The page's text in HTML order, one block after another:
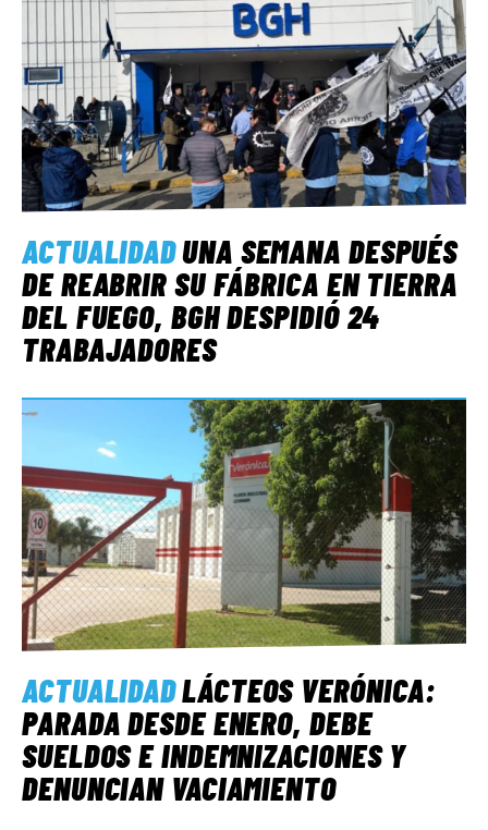
ACTUALIDADUNA SEMANA DESPUÉS
DE REABRIR SU FÁBRICA EN TIERRA
DEL FUEGO, BGH DESPIDIÓ 24
TRABAJADORES
ACTUALIDADLÁCTEOS VERÓNICA:
PARADA DESDE ENERO, DEBE
SUELDOS E INDEMNIZACIONES Y
DENUNCIAN VACIAMIENTO